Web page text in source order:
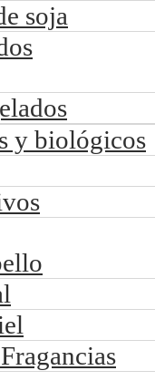
soja
y biológicos